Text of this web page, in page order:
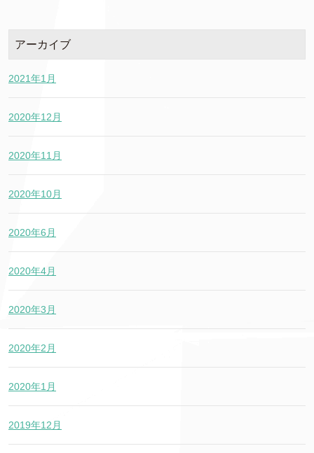
アーカイブ
2021年1月
2020年12月
2020年11月
2020年10月
2020年6月
2020年4月
2020年3月
2020年2月
2020年1月
2019年12月